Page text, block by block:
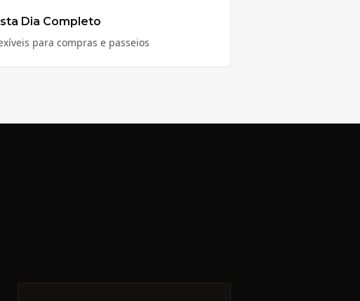
Dia Completo
para compras e passeios